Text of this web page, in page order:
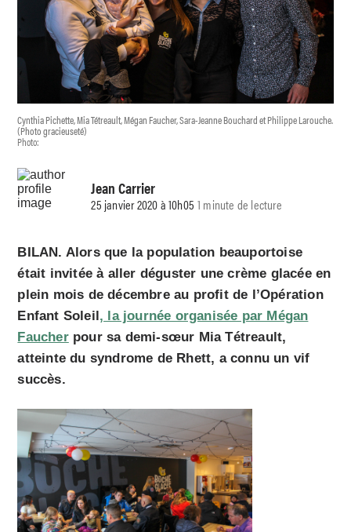
Cynthia Pichette, Mia Tétreault, Mégan Faucher, Sara-Jeanne Bouchard et Philippe Larouche.
(Photo gracieuseté)
Photo:
Jean Carrier
25 janvier 2020 à 10h05 1 minute de lecture
BILAN. Alors que la population beauportoise
était invitée à aller déguster une crème glacée en
plein mois de décembre au profit de l’Opération
Enfant Soleil , la journée organisée par Mégan
Faucherpour sa demi-sœur Mia Tétreault,
atteinte du syndrome de Rhett, a connu un vif
succès.